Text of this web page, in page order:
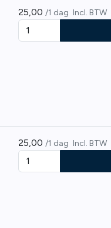
25,00 /1 dag Incl. BTW
25,00 /1 dag Incl. BTW